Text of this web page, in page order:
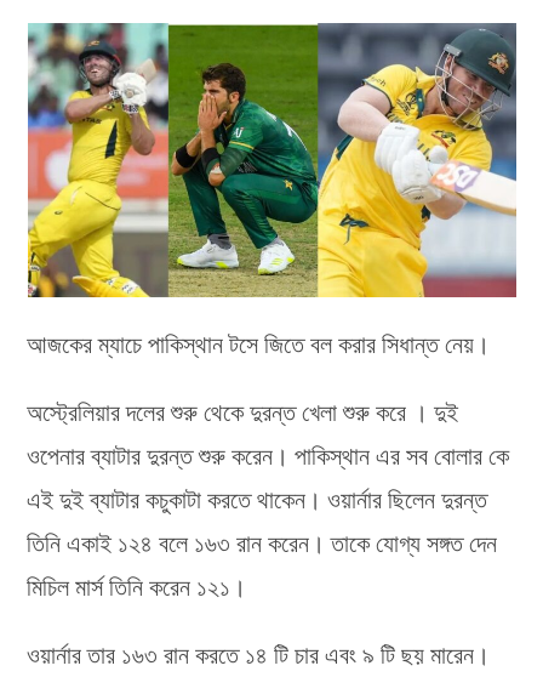
আজকের ম্যাচে পাকিস্থান টসে জিতে বল করার সিধান্ত নেয়।
অস্ট্রেলিয়ার দলের শুরু থেকে দুরন্ত খেলা শুরু করে । দুই
ওপেনার ব্যাটার দুরন্ত শুরু করেন। পাকিস্থান এর সব বোলার কে
এই দুই ব্যাটার কচুকাটা করতে থাকেন। ওয়ার্নার ছিলেন দুরন্ত
তিনি একাই ১২৪ বলে ১৬৩ রান করেন। তাকে যোগ্য সঙ্গত দেন
মিচিল মার্স তিনি করেন ১২১।
ওয়ার্নার তার ১৬৩ রান করতে ১৪ টি চার এবং ৯ টি ছয় মারেন।